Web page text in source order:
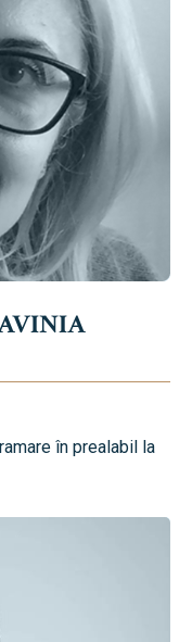
în prealabil la